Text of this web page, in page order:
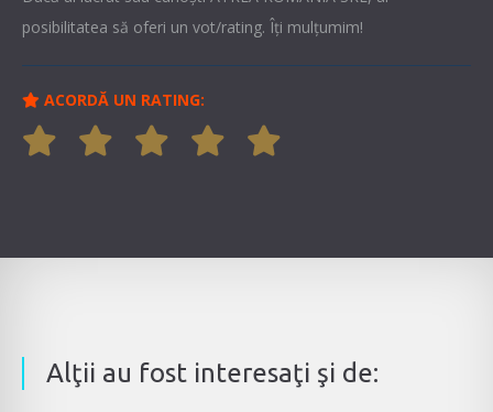
posibilitatea să oferi un vot/rating. Îți mulțumim!
ACORDĂ UN RATING:
Alţii au fost interesaţi şi de: